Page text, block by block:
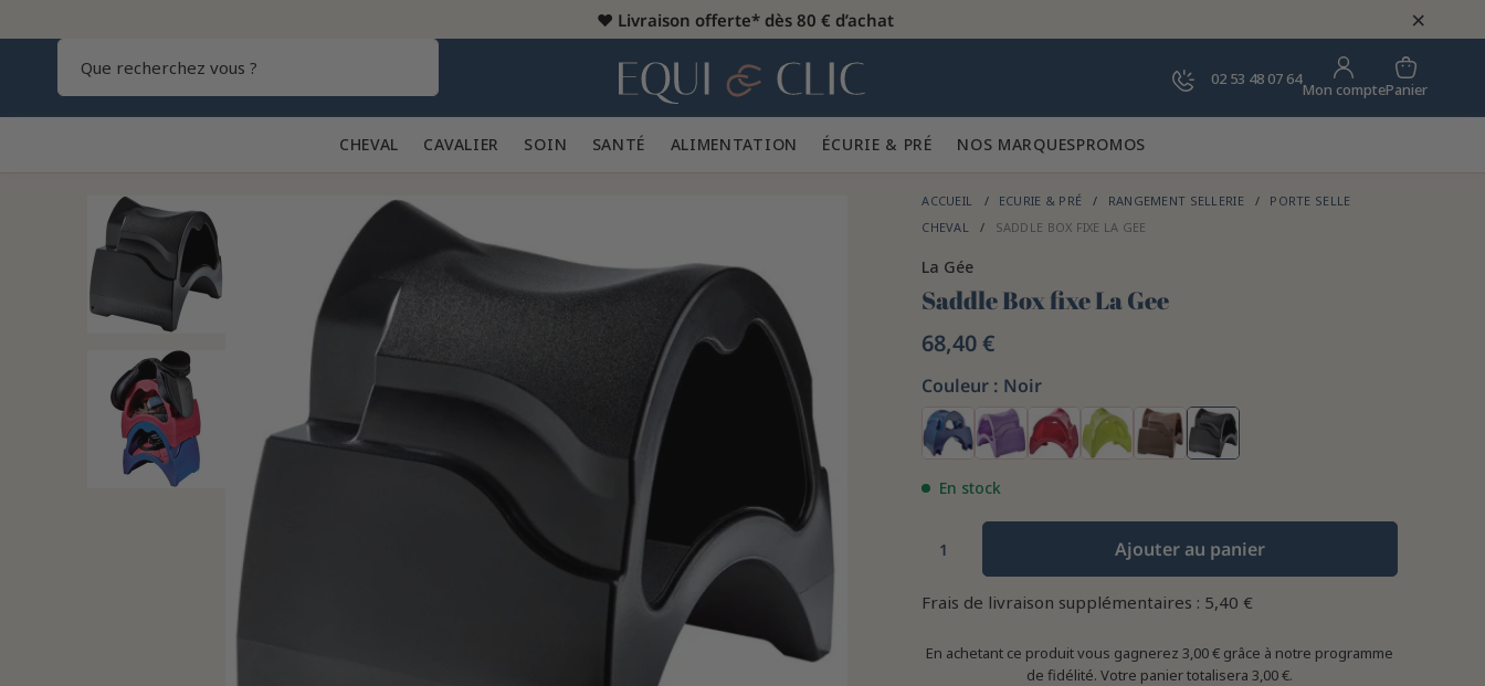
♥️ Livraison offerte* dès 80 € d’achat ×
Home 02 53 48 07 64
Mon comptePanier
CHEVAL 🐎 CAVALIER 👕 SOIN 🪮 SANTÉ ✨ ALIMENTATION 🥕 ÉCURIE & PRÉ 🍃 NOS MARQUESPROMOS
ACCUEIL ECURIE & PRÉ RANGEMENT SELLERIE
PORTE SELLE
CHEVAL
SADDLE BOX FIXE LA GEE
La Gée
Saddle Box fixe La Gee
68,40 €
Couleur : Noir
En stock
Ajouter au panier
Frais de livraison supplémentaires : 5,40 €
En achetant ce produit vous gagnerez3,00 € grâce à notre programme
de fidélité. Votre panier totalisera3,00 €.